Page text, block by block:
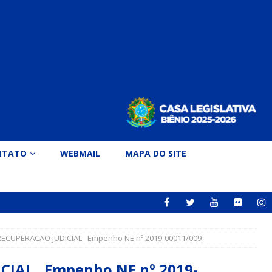
WEBMAIL MAPA DO SITE
JUDICIAL Empenho NE nº 2019-00011/009